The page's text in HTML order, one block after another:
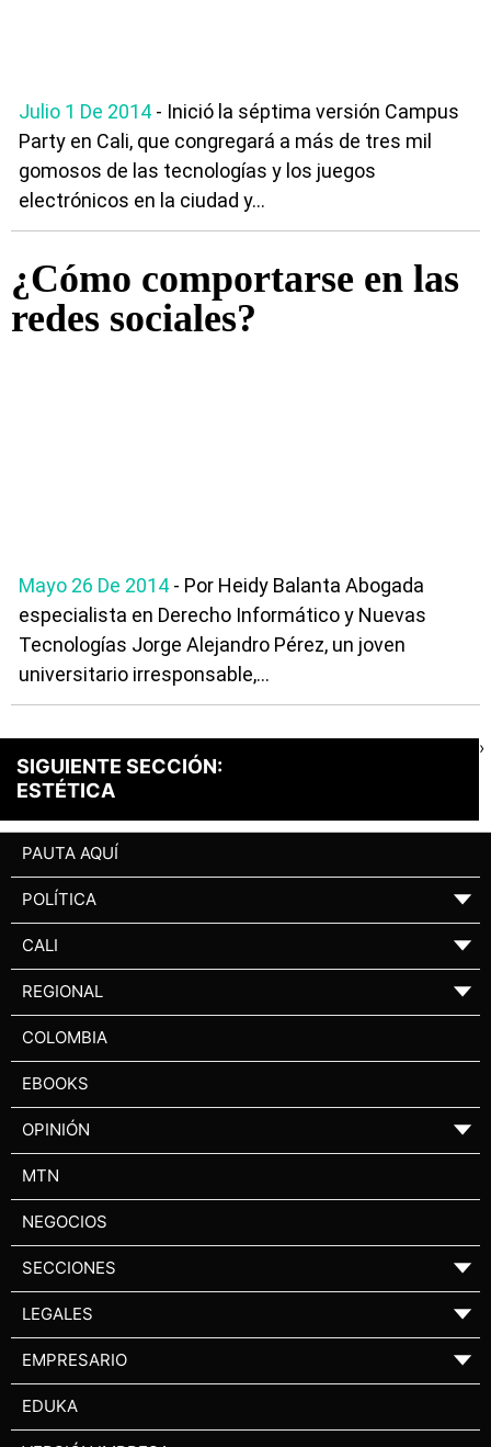
Julio 1 De 2014 - Inició la séptima versión Campus
Party en Cali, que congregará a más de tres mil
gomosos de las tecnologías y los juegos
electrónicos en la ciudad y...
¿Cómo comportarse en las
redes sociales?
Mayo 26 De 2014 - Por Heidy Balanta Abogada
especialista en Derecho Informático y Nuevas
Tecnologías Jorge Alejandro Pérez, un joven
universitario irresponsable,...
SIGUIENTE SECCIÓN:
ESTÉTICA
›
PAUTA AQUÍ
POLÍTICA ▼
CALI ▼
REGIONAL ▼
COLOMBIA
EBOOKS
OPINIÓN ▼
MTN
NEGOCIOS
SECCIONES ▼
LEGALES ▼
EMPRESARIO ▼
EDUKA